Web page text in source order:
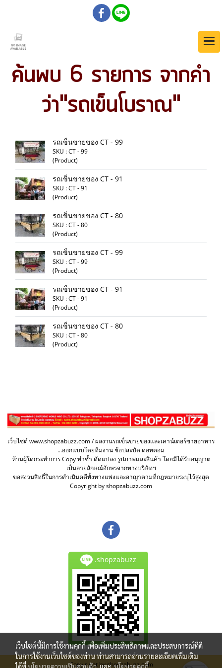
ค้นพบ 6 รายการ จากคำ
ว่า"รถเข็นโบราณ"
รถเข็นขายของ CT - 99
SKU : CT - 99
(Product)
รถเข็นขายของ CT - 91
SKU : CT - 91
(Product)
รถเข็นขายของ CT - 80
SKU : CT - 80
(Product)
รถเข็นขายของ CT - 99
SKU : CT - 99
(Product)
รถเข็นขายของ CT - 91
SKU : CT - 91
(Product)
รถเข็นขายของ CT - 80
SKU : CT - 80
(Product)
เว็บไซต์ www.shopzabuzz.com / ผลงานรถเข็นขายของและเคาน์เตอร์ขายอาหาร
...ออกแบบโดยทีมงาน ช้อปสะบัด ดอทคอม
ห้ามผู้ใดกระทำการ Copy ทำซ้ำ ดัดแปลง รูปภาพและสินค้า โดยมิได้รับอนุญาต
เป็นลายลักษณ์อักษรจากทางบริษัทฯ
ขอสงวนสิทธิ์ในการดำเนินคดีทั้งทางแพ่งและอาญาตามที่กฎหมายระบุไว้สูงสุด
Copyright by shopzabuzz.com
.shopzabuzz
Copy right by shopzabuzz.com
เว็บไซต์นี้มีการใช้งานคุกกี้ เพื่อเพิ่มประสิทธิภาพและประสบการณ์ที่ดี
ในการใช้งานเว็บไซต์ของท่าน ท่านสามารถอ่านรายละเอียดเพิ่มเติม